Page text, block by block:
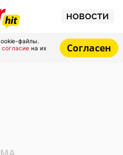
НОВОСТИ
файлы.
согласие на их
Согласен